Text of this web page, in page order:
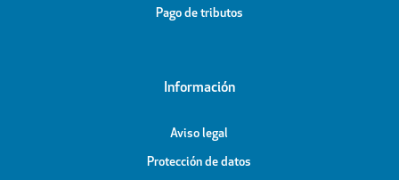
Pago de tributos
Información
Aviso legal
Protección de datos